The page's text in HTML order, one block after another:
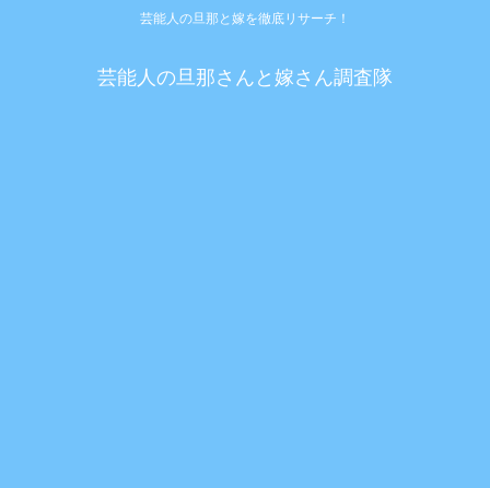
芸能人の旦那と嫁を徹底リサーチ！
芸能人の旦那さんと嫁さん調査隊